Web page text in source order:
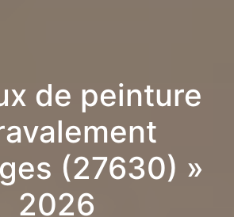
de peinture
(27630) »
2026